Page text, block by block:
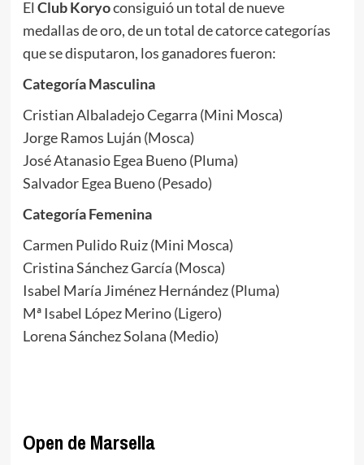
El Club Koryoconsiguió un total de nueve
medallas de oro, de un total de catorce categorías
que se disputaron, los ganadores fueron:
Categoría Masculina
Cristian Albaladejo Cegarra (Mini Mosca)
Jorge Ramos Luján (Mosca)
José Atanasio Egea Bueno (Pluma)
Salvador Egea Bueno (Pesado)
Categoría Femenina
Carmen Pulido Ruiz (Mini Mosca)
Cristina Sánchez García (Mosca)
Isabel María Jiménez Hernández (Pluma)
Mª Isabel López Merino (Ligero)
Lorena Sánchez Solana (Medio)
Open de Marsella